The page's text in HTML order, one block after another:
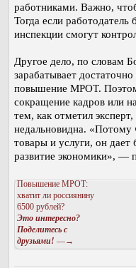
работниками. Важно,
Тогда если работодатель
инспекции смогут
Другое дело, по словам
зарабатывает
повышение МРОТ.
сокращение кадров или
тем, как отметил
недальновидна. «Потому
товары и услуги, он
развитие экономики», —
Повышение МРОТ:
хватит ли россиянину
6500 рублей?
Это интересно?
Поделитесь с
друзьями! —→